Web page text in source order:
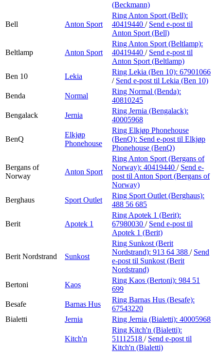
(Beckmann)
Bell Anton Sport
Ring Anton Sport (Bell):
40419440 / Send e-post til
Anton Sport (Bell)
Beltlamp Anton Sport
Ring Anton Sport (Beltlamp):
40419440 / Send e-post til
Anton Sport (Beltlamp)
Ben 10
Lekia
Ring Lekia (Ben 10): 67901066
/ Send e-post til Lekia (Ben 10)
Benda
Normal
Ring Normal (Benda):
40810245
Bengalack
Jernia
Ring Jernia (Bengalack):
40005968
BenQ
Elkjøp
Phonehouse
Ring Elkjøp Phonehouse
(BenQ): Send e-post til Elkjøp
Phonehouse (BenQ)
Bergans of
Norway
Anton Sport
Ring Anton Sport (Bergans of
Norway): 40419440 / Send e-
post til Anton Sport (Bergans of
Norway)
Berghaus
Sport Outlet
Ring Sport Outlet (Berghaus):
488 56 685
Berit Apotek 1
Ring Apotek 1 (Berit):
67980030 / Send e-post til
Apotek 1 (Berit)
Berit Nordstrand Sunkost
Ring Sunkost (Berit
Nordstrand): 913 64 388 / Send
e-post til Sunkost (Berit
Nordstrand)
Bertoni
Kaos
Ring Kaos (Bertoni): 984 51
699
Besafe
Barnas Hus
Ring Barnas Hus (Besafe):
67543220
Bialetti
Jernia Ring Jernia (Bialetti): 40005968
Kitch'n
Ring Kitch'n (Bialetti):
51112518 / Send e-post til
Kitch'n (Bialetti)